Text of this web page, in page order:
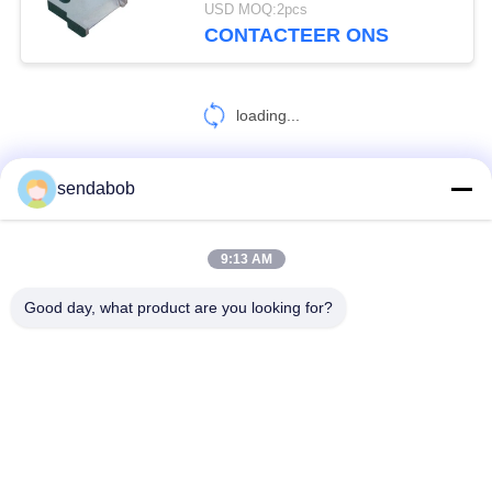
USD MOQ:2pcs
CONTACTEER ONS
loading...
sendabob
9:13 AM
Good day, what product are you looking for?